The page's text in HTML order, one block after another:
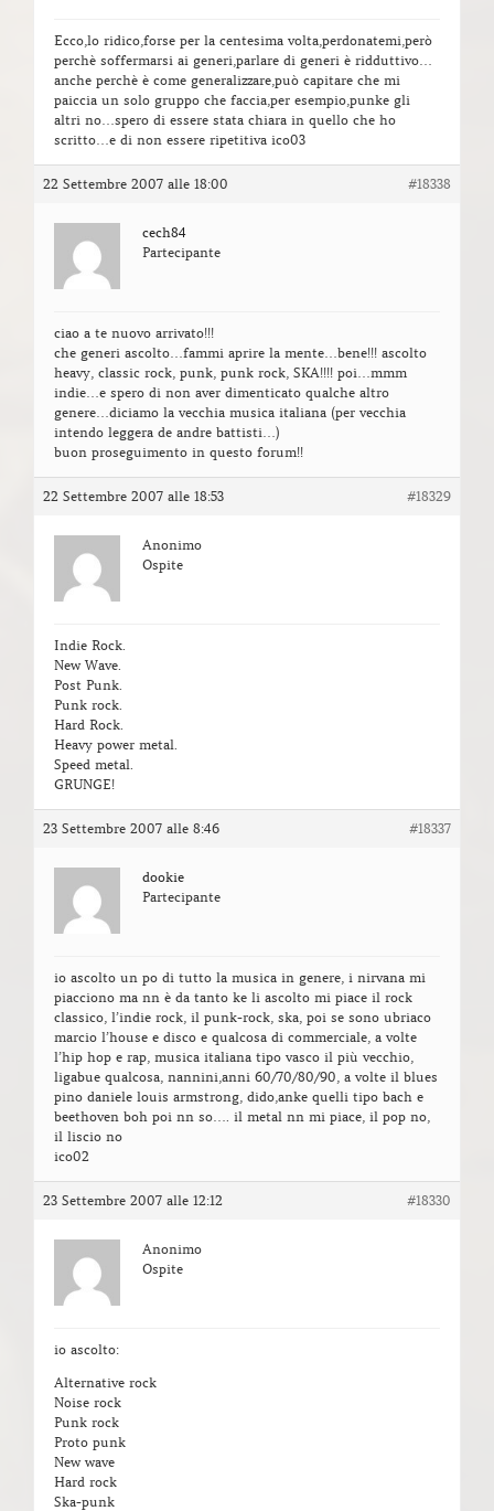
Ecco,lo ridico,forse per la centesima volta,perdonatemi,però
perchè soffermarsi ai generi,parlare di generi è ridduttivo…
anche perchè è come generalizzare,può capitare che mi
paiccia un solo gruppo che faccia,per esempio,punke gli
altri no…spero di essere stata chiara in quello che ho
scritto…e di non essere ripetitiva ico03
22 Settembre 2007 alle 18:00 #18338
cech84
Partecipante
ciao a te nuovo arrivato!!!
che generi ascolto…fammi aprire la mente…bene!!! ascolto
heavy, classic rock, punk, punk rock, SKA!!!! poi…mmm
indie…e spero di non aver dimenticato qualche altro
genere…diciamo la vecchia musica italiana (per vecchia
intendo leggera de andre battisti…)
buon proseguimento in questo forum!!
22 Settembre 2007 alle 18:53 #18329
Anonimo
Ospite
Indie Rock.
New Wave.
Post Punk.
Punk rock.
Hard Rock.
Heavy power metal.
Speed metal.
GRUNGE!
23 Settembre 2007 alle 8:46 #18337
dookie
Partecipante
io ascolto un po di tutto la musica in genere, i nirvana mi
piacciono ma nn è da tanto ke li ascolto mi piace il rock
classico, l’indie rock, il punk-rock, ska, poi se sono ubriaco
marcio l’house e disco e qualcosa di commerciale, a volte
l’hip hop e rap, musica italiana tipo vasco il più vecchio,
ligabue qualcosa, nannini,anni 60/70/80/90, a volte il blues
pino daniele louis armstrong, dido,anke quelli tipo bach e
beethoven boh poi nn so…. il metal nn mi piace, il pop no,
il liscio no
ico02
23 Settembre 2007 alle 12:12 #18330
Anonimo
Ospite
io ascolto:
Alternative rock
Noise rock
Punk rock
Proto punk
New wave
Hard rock
Ska-punk